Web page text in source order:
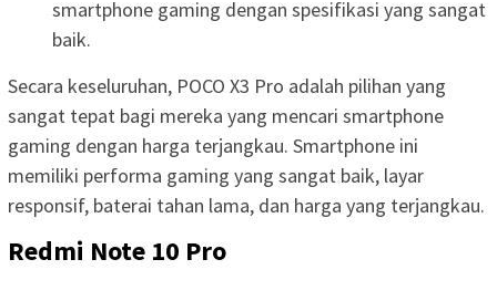
smartphone gaming dengan spesifikasi yang sangat
baik.
Secara keseluruhan, POCO X3 Pro adalah pilihan yang
sangat tepat bagi mereka yang mencari smartphone
gaming dengan harga terjangkau. Smartphone ini
memiliki performa gaming yang sangat baik, layar
responsif, baterai tahan lama, dan harga yang terjangkau.
Redmi Note 10 Pro